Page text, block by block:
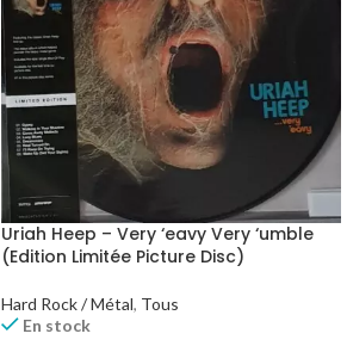
Uriah Heep – Very ‘eavy Very ‘umble
(Edition Limitée Picture Disc)
Hard Rock / Métal, Tous
En stock